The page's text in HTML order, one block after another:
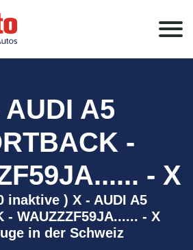
AUDI A5
-
- X
inaktive ) X - AUDI A5
- WAUZZZF59JA...... - X
in der Schweiz